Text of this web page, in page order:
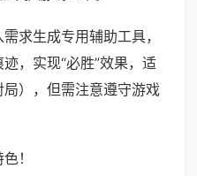
求生成专用辅助工具，
，实现“必胜”效果，适
），但需注意遵守游戏
！